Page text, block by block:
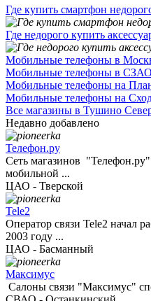
Где купить смартфон
Где недорого купить
Мобильные телефоны в
Мобильные телефоны в СЗАО
Мобильные телефоны на
Мобильные телефоны на
Все магазины в Тушино
Недавно добавлено
Телефон.ру
Сеть магазинов
мобильной ...
ЦАО - Тверской
Tele2
Оператор связи Tele2 начал
2003 году ...
ЦАО - Басманный
Максимус
Салоны связи "Максимус"